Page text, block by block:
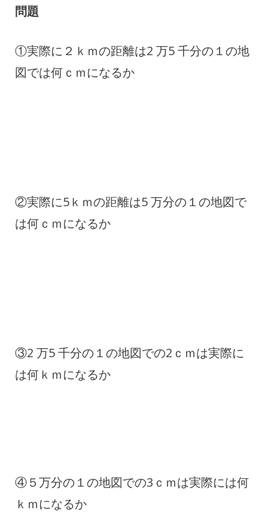
問題
①実際に２ｋｍの距離は2 万5 千分の１の地
図では何ｃｍになるか
②実際に5ｋｍの距離は5 万分の１の地図で
は何ｃｍになるか
③2 万5 千分の１の地図での2ｃｍは実際に
は何ｋｍになるか
④５万分の１の地図での3ｃｍは実際には何
ｋｍになるか